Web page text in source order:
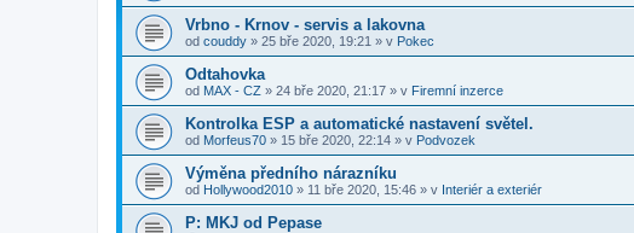
Vrbno - Krnov - servis a lakovna
od couddy » 25 bře 2020, 19:21 » v Pokec
Odtahovka
od MAX - CZ » 24 bře 2020, 21:17 » v Firemní inzerce
Kontrolka ESP a automatické nastavení světel.
od Morfeus70 » 15 bře 2020, 22:14 » v Podvozek
Výměna předního nárazníku
od Hollywood2010 » 11 bře 2020, 15:46 » v Interiér a exteriér
P: MKJ od Pepase